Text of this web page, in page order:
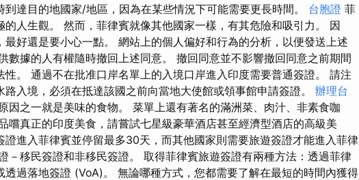
達目的地國家/地區，因為在某些情況下可能需要更長時間。 台胞證 菲
人生觀。 然而，菲律賓就像其他國家一樣，有其危險和吸引力。 因
好還是要小心一點。 網站上的個人偏好和行為的分析，以便發送上述
數據的人有權隨時撤回上述同意。 撤回同意並不影響撤回同意之前期間
。 通過不在批准口岸名單上的入境口岸進入印度需要普通簽證。 請注
入境，必須在抵達該國之前向當地大使館或領事館申請簽證。 辦理台
因之一就是美味的食物。 菜單上還有著名的滿洲菜、肉汁、非素食咖
嚐真正的印度美食，請嘗試七星級豪華酒店甚至經濟型酒店的高級美
進入菲律賓並停留最多30天，而其他國家則需要旅遊簽證才能進入菲律
－移民簽證和非移民簽證。 取得菲律賓旅遊簽證有兩種方法：透過菲律
透過落地簽證 (VoA)。 無論哪種方式，您都需要了解在最短的時間內獲得